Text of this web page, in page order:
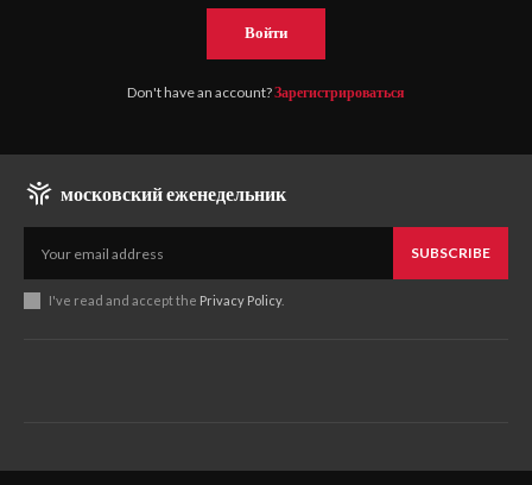
Войти
Don't have an account?Зарегистрироваться
московский еженедельник
SUBSCRIBE
I've read and accept the Privacy Policy.